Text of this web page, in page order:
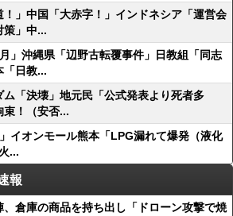
」中国「大赤字！」インドネシア「運営会
策」中...
」沖縄県「辺野古転覆事件」日教組「同志
「日教...
「決壊」地元民「公式発表より死者多
束！（安否...
イオンモール熊本「LPG漏れて爆発（液化
...
報
倉庫の商品を持ち出し「ドローン攻撃で焼